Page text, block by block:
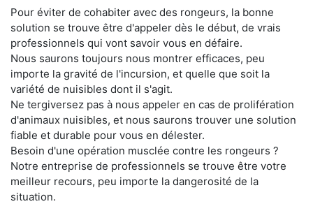
Pour éviter de cohabiter avec des rongeurs, la bonne
solution se trouve être d'appeler dès le début, de vrais
professionnels qui vont savoir vous en défaire.
Nous saurons toujours nous montrer efficaces, peu
importe la gravité de l'incursion, et quelle que soit la
variété de nuisibles dont il s'agit.
Ne tergiversez pas à nous appeler en cas de prolifération
d'animaux nuisibles, et nous saurons trouver une solution
fiable et durable pour vous en délester.
Besoin d'une opération musclée contre les rongeurs ?
Notre entreprise de professionnels se trouve être votre
meilleur recours, peu importe la dangerosité de la
situation.